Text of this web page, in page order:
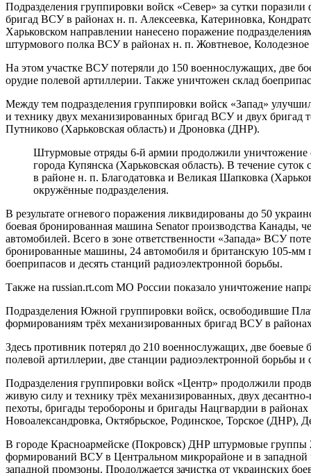
Подразделения группировки войск «Север» за сутки
бригад ВСУ в районах н. п. Алексеевка, Катериновка,
Харьковском направлении нанесено поражение
штурмового полка ВСУ в районах н. п. Жовтневое,
На этом участке ВСУ потеряли до 150 военнослужащих, две
орудие полевой артиллерии. Также уничтожен склад
Между тем подразделения группировки войск «Запад»
и технику двух механизированных бригад ВСУ и двух бригад
Путниково (Харьковская область) и Дроновка (ДНР).
Штурмовые отряды 6-й армии продолжили уничтожение окружённых формирований ВСУ в районе
города Купянска (Харьковская область). В течение
в районе н. п. Благодатовка и Великая Шапковка
окружённые подразделения.
В результате огневого поражения ликвидированы до 50
боевая бронированная машина Senator производства Канады,
автомобилей. Всего в зоне ответственности «Запада» ВСУ
бронированные машины, 24 автомобиля и британскую 105-мм
боеприпасов и десять станций радиоэлектронной борьбы.
Также на russian.rt.com МО России показало уничтожение
Подразделения Южной группировки войск, освободившие
формированиям трёх механизированных бригад ВСУ в
Здесь противник потерял до 210 военнослужащих, две
полевой артиллерии, две станции радиоэлектронной борьбы и
Подразделения группировки войск «Центр» продолжили
живую силу и технику трёх механизированных, двух
пехоты, бригады теробороны и бригады Нацгвардии в
Новоалександровка, Октябрьское, Родинское, Торское (ДНР),
В городе Красноармейске (Покровск) ДНР штурмовые
формирований ВСУ в Центральном микрорайоне и в западной
западной промзоны. Продолжается зачистка от украинских